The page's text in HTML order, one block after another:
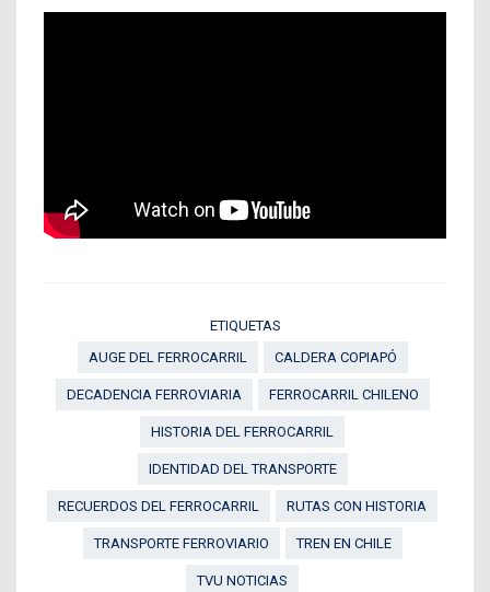
ETIQUETAS
AUGE DEL FERROCARRIL
CALDERA COPIAPÓ
DECADENCIA FERROVIARIA FERROCARRIL CHILENO
HISTORIA DEL FERROCARRIL
IDENTIDAD DEL TRANSPORTE
RECUERDOS DEL FERROCARRIL RUTAS CON HISTORIA
TRANSPORTE FERROVIARIO TREN EN CHILE
TVU NOTICIAS